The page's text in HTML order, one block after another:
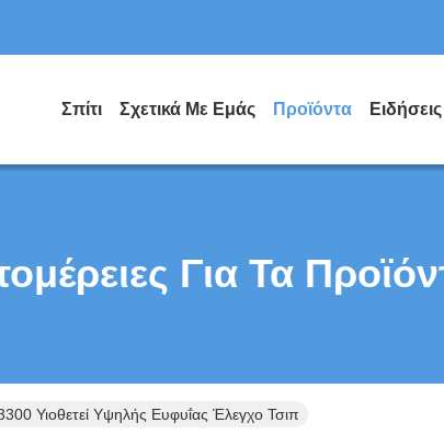
Σπίτι Σχετικά Με Εμάς Προϊόντα Ειδήσεις
Για Τα
Υιοθετεί Υψηλής Ευφυΐας Έλεγχο Τσιπ